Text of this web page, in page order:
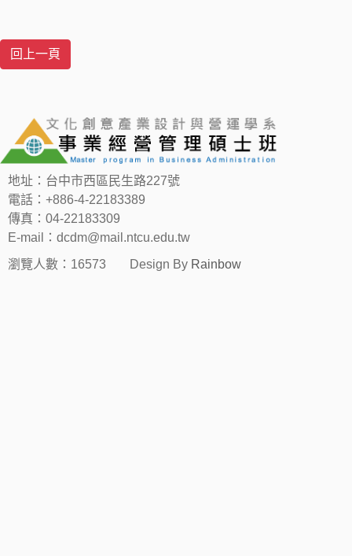
地址：台中市西區民生路227號
電話：+886-4-22183389
傳真：04-22183309
E-mail：dcdm@mail.ntcu.edu.tw
瀏覽人數：16573
Design By Rainbow